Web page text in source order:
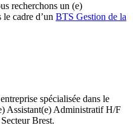
recherchons un (e)
cadre d’un BTS Gestion de la
spécialisée dans le
Assistant(e) Administratif H/F
Brest.